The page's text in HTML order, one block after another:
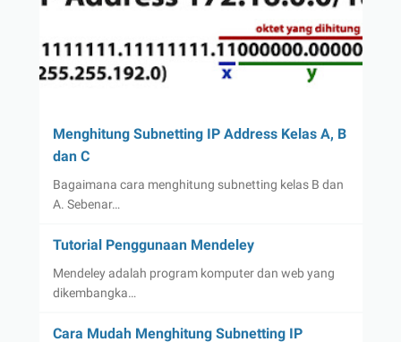
Menghitung Subnetting IP Address Kelas A, B
dan C
Bagaimana cara menghitung subnetting kelas B dan
A. Sebenar…
Tutorial Penggunaan Mendeley
Mendeley adalah program komputer dan web yang
dikembangka…
Cara Mudah Menghitung Subnetting IP